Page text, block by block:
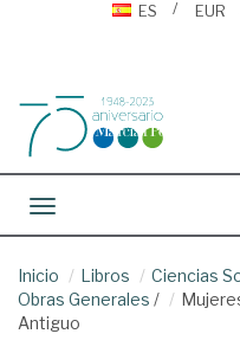
ES
EUR
Toggle navigation
Inicio Libros Ciencias
Obras Generales /
Antiguo